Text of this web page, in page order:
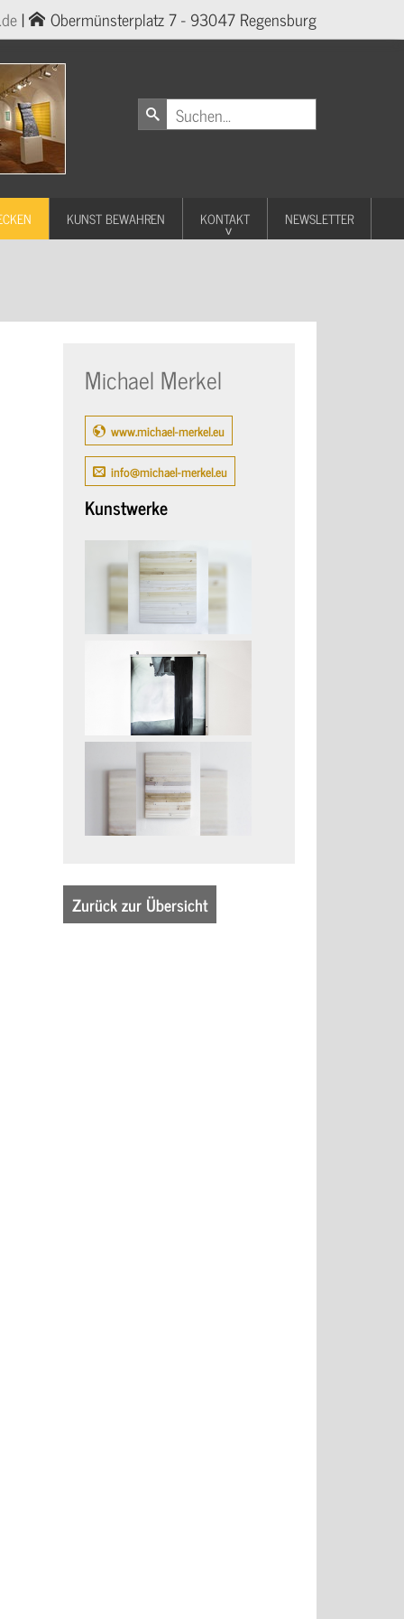
| Obermünsterplatz 7 - 93047 Regensburg
KUNST BEWAHREN KONTAKT NEWSLETTER
Michael Merkel
www.michael-merkel.eu
info@michael-merkel.eu
Kunstwerke
Zurück zur Übersicht